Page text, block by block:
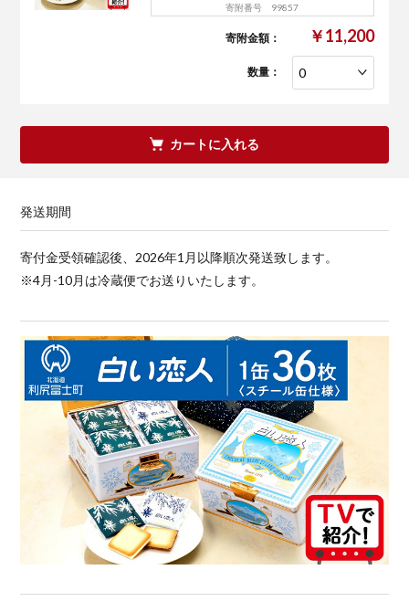
寄附番号 99857
寄附金額： ￥11,200
数量：
カートに入れる
発送期間
寄付金受領確認後、2026年1月以降順次発送致します。
※4月-10月は冷蔵便でお送りいたします。